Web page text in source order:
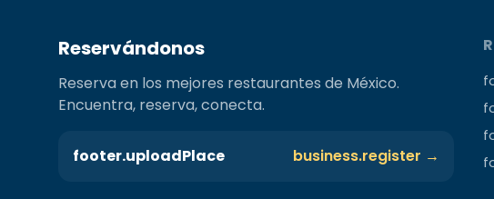
Reservándonos
Reserva en los mejores restaurantes de México.
Encuentra, reserva, conecta.
footer.uploadPlace business.register →